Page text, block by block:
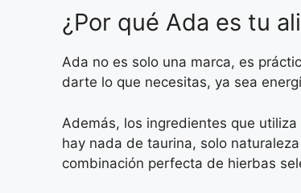
¿Por qué Ada es tu
Ada no es solo una marca, es
darte lo que necesitas, ya sea
Además, los ingredientes que
hay nada de taurina, solo
combinación perfecta de hierbas